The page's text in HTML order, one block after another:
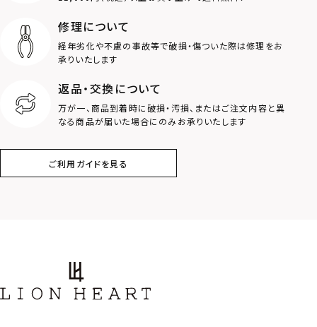
修理について
経年劣化や不慮の事故等で破損・傷ついた際は修理をお
承りいたします
返品・交換について
万が一、商品到着時に破損・汚損、またはご注文内容と異
なる商品が届いた場合にのみお承りいたします
ご利用ガイドを見る